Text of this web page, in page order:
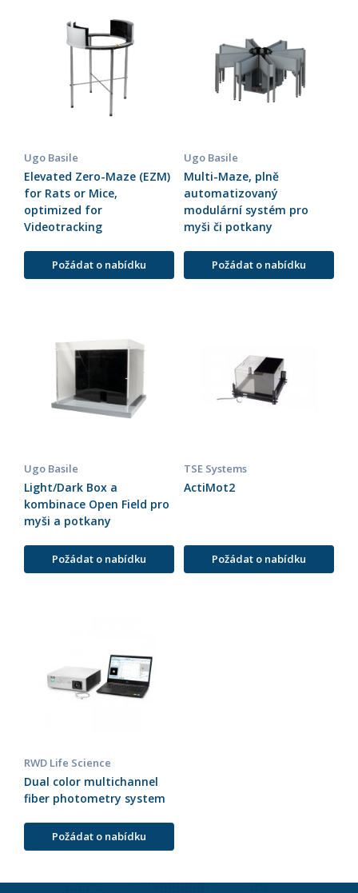
Ugo Basile
Elevated Zero-Maze (EZM)
for Rats or Mice,
optimized for
Videotracking
Požádat o nabídku
Ugo Basile
Multi-Maze, plně
automatizovaný
modulární systém pro
myši či potkany
Požádat o nabídku
Ugo Basile
Light/Dark Box a
kombinace Open Field pro
myši a potkany
Požádat o nabídku
TSE Systems
ActiMot2
Požádat o nabídku
RWD Life Science
Dual color multichannel
fiber photometry system
Požádat o nabídku